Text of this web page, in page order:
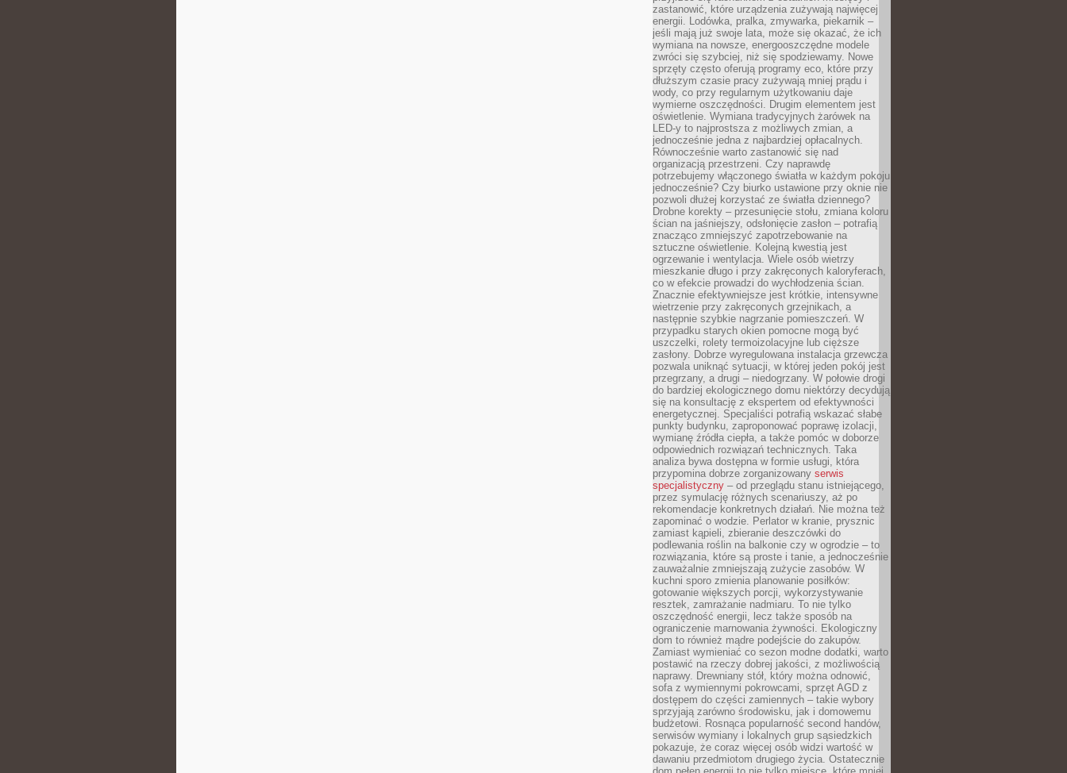
zastanowić, które urządzenia zużywają najwięcej
energii. Lodówka, pralka, zmywarka, piekarnik –
jeśli mają już swoje lata, może się okazać, że ich
wymiana na nowsze, energooszczędne modele
zwróci się szybciej, niż się spodziewamy. Nowe
sprzęty często oferują programy eco, które przy
dłuższym czasie pracy zużywają mniej prądu i
wody, co przy regularnym użytkowaniu daje
wymierne oszczędności. Drugim elementem jest
oświetlenie. Wymiana tradycyjnych żarówek na
LED-y to najprostsza z możliwych zmian, a
jednocześnie jedna z najbardziej opłacalnych.
Równocześnie warto zastanowić się nad
organizacją przestrzeni. Czy naprawdę
potrzebujemy włączonego światła w każdym pokoju
jednocześnie? Czy biurko ustawione przy oknie nie
pozwoli dłużej korzystać ze światła dziennego?
Drobne korekty – przesunięcie stołu, zmiana koloru
ścian na jaśniejszy, odsłonięcie zasłon – potrafią
znacząco zmniejszyć zapotrzebowanie na
sztuczne oświetlenie. Kolejną kwestią jest
ogrzewanie i wentylacja. Wiele osób wietrzy
mieszkanie długo i przy zakręconych kaloryferach,
co w efekcie prowadzi do wychłodzenia ścian.
Znacznie efektywniejsze jest krótkie, intensywne
wietrzenie przy zakręconych grzejnikach, a
następnie szybkie nagrzanie pomieszczeń. W
przypadku starych okien pomocne mogą być
uszczelki, rolety termoizolacyjne lub cięższe
zasłony. Dobrze wyregulowana instalacja grzewcza
pozwala uniknąć sytuacji, w której jeden pokój jest
przegrzany, a drugi – niedogrzany. W połowie drogi
do bardziej ekologicznego domu niektórzy decydują
się na konsultację z ekspertem od efektywności
energetycznej. Specjaliści potrafią wskazać słabe
punkty budynku, zaproponować poprawę izolacji,
wymianę źródła ciepła, a także pomóc w doborze
odpowiednich rozwiązań technicznych. Taka
analiza bywa dostępna w formie usługi, która
przypomina dobrze zorganizowany serwis
specjalistyczny – od przeglądu stanu istniejącego,
przez symulację różnych scenariuszy, aż po
rekomendacje konkretnych działań. Nie można też
zapominać o wodzie. Perlator w kranie, prysznic
zamiast kąpieli, zbieranie deszczówki do
podlewania roślin na balkonie czy w ogrodzie – to
rozwiązania, które są proste i tanie, a jednocześnie
zauważalnie zmniejszają zużycie zasobów. W
kuchni sporo zmienia planowanie posiłków:
gotowanie większych porcji, wykorzystywanie
resztek, zamrażanie nadmiaru. To nie tylko
oszczędność energii, lecz także sposób na
ograniczenie marnowania żywności. Ekologiczny
dom to również mądre podejście do zakupów.
Zamiast wymieniać co sezon modne dodatki, warto
postawić na rzeczy dobrej jakości, z możliwością
naprawy. Drewniany stół, który można odnowić,
sofa z wymiennymi pokrowcami, sprzęt AGD z
dostępem do części zamiennych – takie wybory
sprzyjają zarówno środowisku, jak i domowemu
budżetowi. Rosnąca popularność second handów,
serwisów wymiany i lokalnych grup sąsiedzkich
pokazuje, że coraz więcej osób widzi wartość w
dawaniu przedmiotom drugiego życia. Ostatecznie